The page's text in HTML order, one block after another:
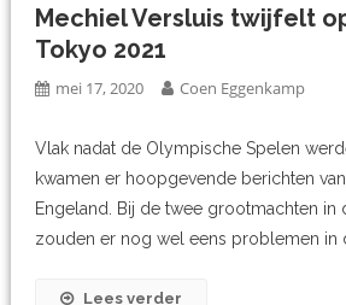
Mechiel Versluis twijfelt
Tokyo 2021
mei 17, 2020 Coen Eggenkamp
Vlak nadat de Olympische Spelen
kwamen er hoopgevende berichten
Engeland. Bij de twee grootmachten in
zouden er nog wel eens problemen in
Lees verder